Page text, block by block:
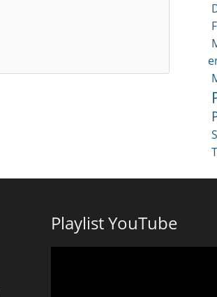
Playlist YouTube